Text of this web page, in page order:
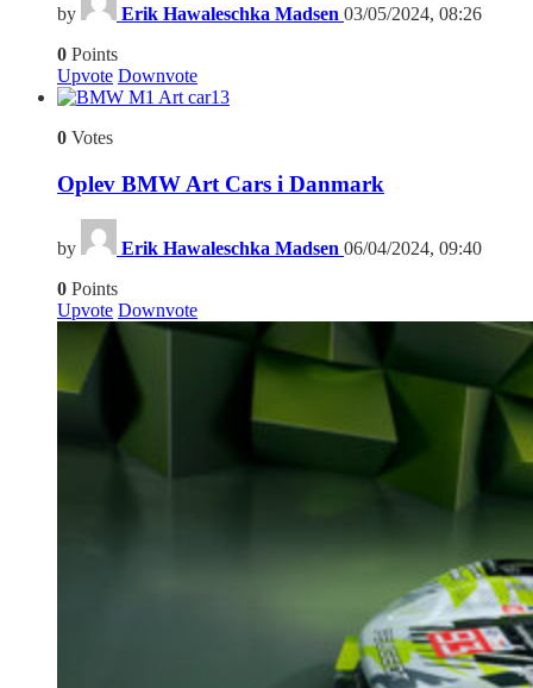
by Erik Hawaleschka Madsen 03/05/2024, 08:26
0 Points
Upvote Downvote
13
0 Votes
Oplev BMW Art Cars i Danmark
by Erik Hawaleschka Madsen 06/04/2024, 09:40
0 Points
Upvote Downvote